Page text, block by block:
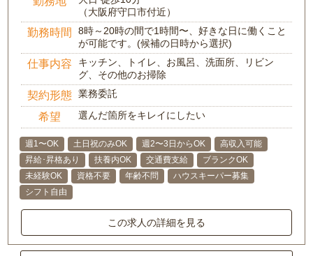
（大阪府守口市付近）
勤務時間
8時～20時の間で1時間〜、好きな日に働くこと
が可能です。(候補の日時から選択)
仕事内容
キッチン、トイレ、お風呂、洗面所、リビン
グ、その他のお掃除
契約形態 業務委託
希望 選んだ箇所をキレイにしたい
週1〜OK 土日祝のみOK 週2〜3日からOK
高収入可能
昇給･昇格あり
扶養内OK 交通費支給
ブランクOK
未経験OK
資格不要 年齢不問
ハウスキーパー募集
シフト自由
この求人の詳細を見る